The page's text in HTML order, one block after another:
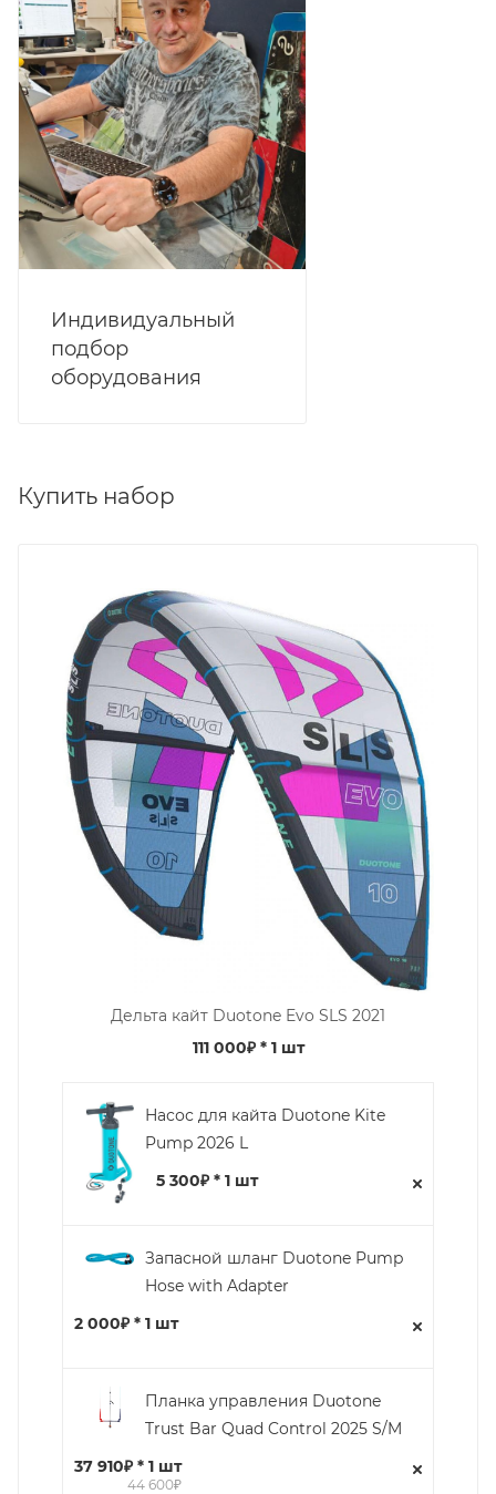
Индивидуальный
подбор
оборудования
Купить набор
Дельта кайт Duotone Evo SLS 2021
111 000₽* 1 шт
Насос для кайта Duotone Kite
Pump 2026 L
5 300₽ * 1 шт
Запасной шланг Duotone Pump
Hose with Adapter
2 000₽ * 1 шт
Планка управления Duotone
Trust Bar Quad Control 2025 S/M
37 910₽ * 1 шт
44 600₽